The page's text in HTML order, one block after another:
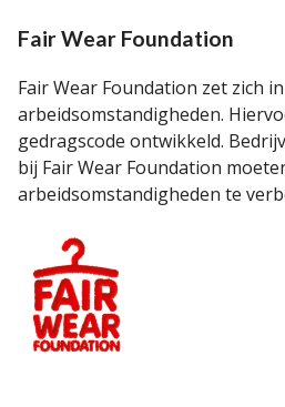
Fair Wear Foundation
Fair Wear Foundation zet zich
arbeidsomstandigheden.
gedragscode ontwikkeld.
bij Fair Wear Foundation
arbeidsomstandigheden te